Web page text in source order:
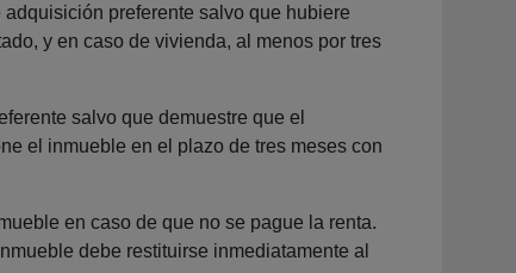
preferente salvo que hubiere
y en caso de vivienda, al menos por tres
salvo que demuestre que el
el inmueble en el plazo de tres meses con
en caso de que no se pague la renta.
debe restituirse inmediatamente al